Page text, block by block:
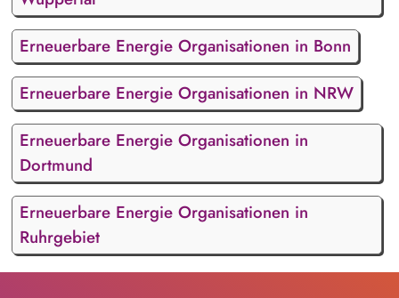
Erneuerbare Energie Organisationen in Bonn
Erneuerbare Energie Organisationen in NRW
Erneuerbare Energie Organisationen in
Dortmund
Erneuerbare Energie Organisationen in
Ruhrgebiet